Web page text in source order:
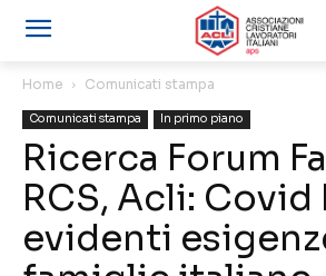
Home Comunicati stampa
Comunicati stampa In primo piano
Ricerca Forum
RCS, Acli: Covid
evidenti